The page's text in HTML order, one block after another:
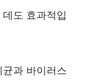
도 효과적입
과 바이러스